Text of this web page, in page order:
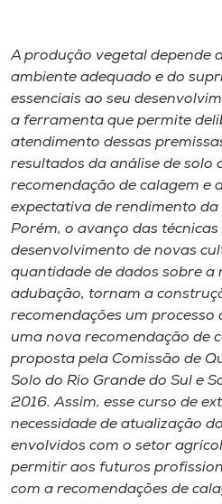
Rádio
Museu
Unoesc
Store
Selecione
o idioma
A+
A-
A produção vegetal depende
ambiente adequado e do
essenciais ao seu
a ferramenta que permite
atendimento dessas
resultados da análise de solo
recomendação de calagem e
expectativa de rendimento
Porém, o avanço das
desenvolvimento de novas
quantidade de dados sobre a
adubação, tornam a
recomendações um processo
uma nova recomendação de
proposta pela Comissão de
Solo do Rio Grande do Sul e
2016. Assim, esse curso de
necessidade de atualização
envolvidos com o setor
permitir aos futuros
com a recomendações de